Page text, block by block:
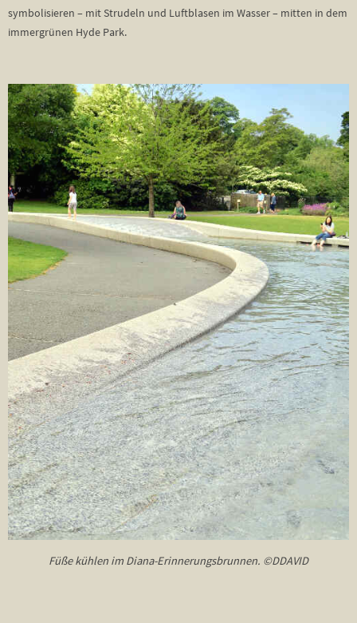
symbolisieren – mit Strudeln und Luftblasen im Wasser – mitten in dem
immergrünen Hyde Park.
Füße kühlen im Diana-Erinnerungsbrunnen. ©DDAVID